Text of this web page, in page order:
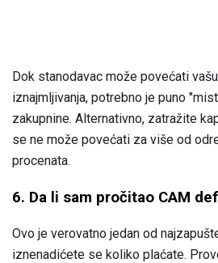
Dok stanodavac može povećati
iznajmljivanja, potrebno je puno
zakupnine. Alternativno, zatražite
se ne može povećati za više od
procenata.
6. Da li sam pročitao CAM
Ovo je verovatno jedan od
iznenadićete se koliko plaćate.